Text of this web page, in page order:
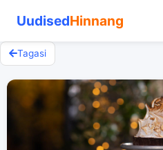
UudisedHinnang
Tagasi